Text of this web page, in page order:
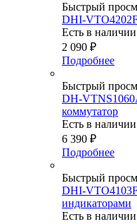
Быстрый
DHI-
Есть в наличии
2 090 ₽
Подробнее
Быстрый
DH-
коммутатор
Есть в наличии
6 390 ₽
Подробнее
Быстрый
DHI-
индикаторами
Есть в наличии